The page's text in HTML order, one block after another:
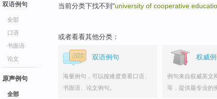
双语例句
全部
口语
书面语
论文
原声例句
全部
当前分类下找不到"university of cooperative
或者看看其他分类：
双语例句
海量例句，可以按难度查看口语、
书面语、论文例句。
权威
例句来自权威英文
等，提供最专业的